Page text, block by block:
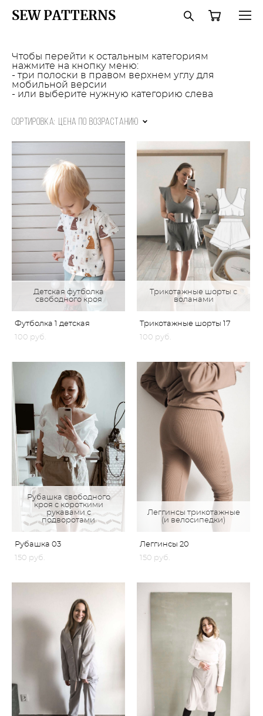
SEW PATTERNS
Чтобы перейти к остальным категориям
нажмите на кнопку меню:
- три полоски в правом верхнем углу для
мобильной версии
- или выберите нужную категорию слева
Сортировка: цена по возрастанию
Детская футболка
свободного кроя
Футболка 1 детская
100 pуб.
Трикотажные шорты с
воланами
Трикотажные шорты 17
100 pуб.
Рубашка свободного
кроя с короткими
рукавами с
подворотами
Рубашка 03
150 pуб.
Леггинсы трикотажные
(и велосипедки)
Леггинсы 20
150 pуб.